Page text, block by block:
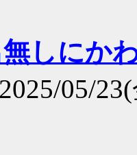
しにか
2025/05/